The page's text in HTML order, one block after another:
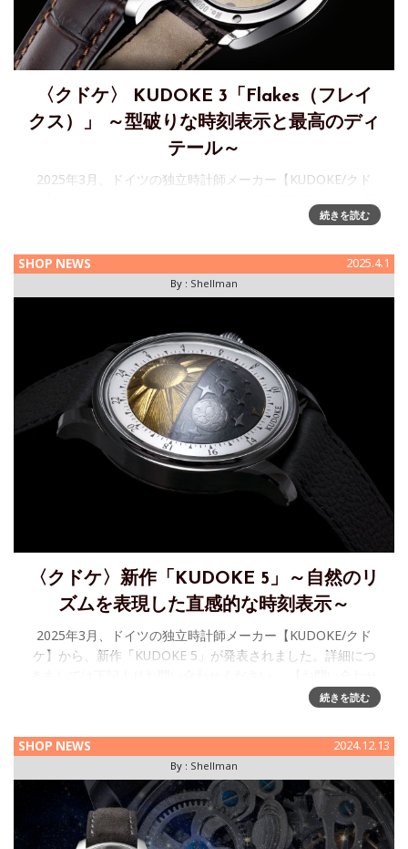
〈クドケ〉 KUDOKE 3「Flakes（フレイ
クス）」 ～型破りな時刻表示と最高のディ
テール～
2025年3月、ドイツの独立時計師メーカー【KUDOKE/クド
たなダイヤルが発表されました。 詳細につきましては下記よ
店
続きを読む
SHOP NEWS 2025.4.1
By : Shellman
〈クドケ〉新作「KUDOKE 5」～自然のリ
ズムを表現した直感的な時刻表示～
2025年3月、ドイツの独立時計師メーカー【KUDOKE/クド
ケ】から、新作「KUDOKE 5」が発表されました。詳細につ
先】日本橋三越本店 本館6階 ウォッチギャラリー/シェルマン
続きを読む
SHOP NEWS 2024.12.13
By : Shellman